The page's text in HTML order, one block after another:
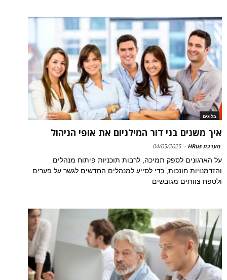
בלוגים
איך משנים בני דור המילניום את אופי הניהול
מערכת HRus -
04/05/2025
על הארגונים לספק תמיכה, לרבות תוכניות פיתוח מנהלים
והזדמנויות חונכות, כדי לסייע למנהלים החדשים לגשר על פערים
ולטפח צוותים מגובשים